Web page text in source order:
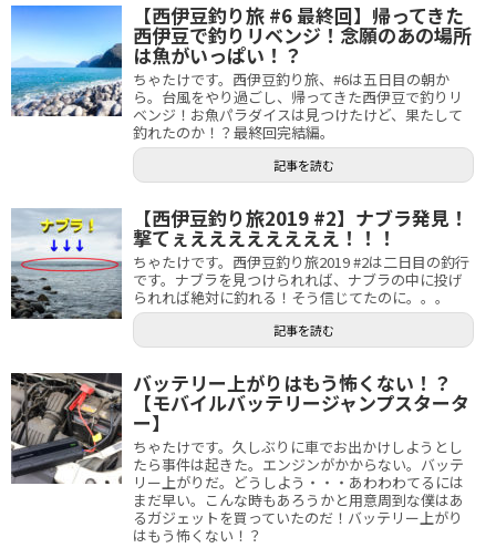
【西伊豆釣り旅 #6 最終回】帰ってきた
西伊豆で釣りリベンジ！念願のあの場所
は魚がいっぱい！？
ちゃたけです。西伊豆釣り旅、#6は五日目の朝か
ら。台風をやり過ごし、帰ってきた西伊豆で釣りリ
ベンジ！お魚パラダイスは見つけたけど、果たして
釣れたのか！？最終回完結編。
記事を読む
【西伊豆釣り旅2019 #2】ナブラ発見！
撃てぇええええええええ！！！
ちゃたけです。西伊豆釣り旅2019 #2は二日目の釣行
です。ナブラを見つけられれば、ナブラの中に投げ
られれば絶対に釣れる！そう信じてたのに。。。
記事を読む
バッテリー上がりはもう怖くない！？
【モバイルバッテリージャンプスタータ
ー】
ちゃたけです。久しぶりに車でお出かけしようとし
たら事件は起きた。エンジンがかからない。バッテ
リー上がりだ。どうしよう・・・あわわわてるには
まだ早い。こんな時もあろうかと用意周到な僕はあ
るガジェットを買っていたのだ！バッテリー上がり
はもう怖くない！？